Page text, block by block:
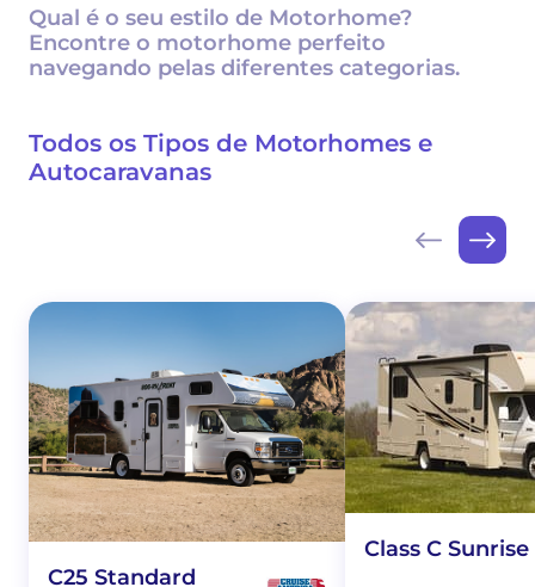
Qual é o seu estilo de Motorhome?
Encontre o motorhome perfeito
navegando pelas diferentes categorias.
Todos os Tipos de Motorhomes e
Autocaravanas
C25 Standard
Class C